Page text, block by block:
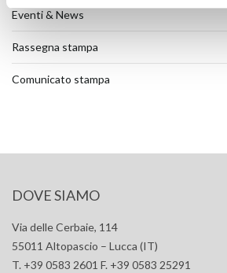
Eventi & News
Rassegna stampa
Comunicato stampa
DOVE SIAMO
Via delle Cerbaie, 114
55011 Altopascio – Lucca (IT)
T. +39 0583 2601 F. +39 0583 25291